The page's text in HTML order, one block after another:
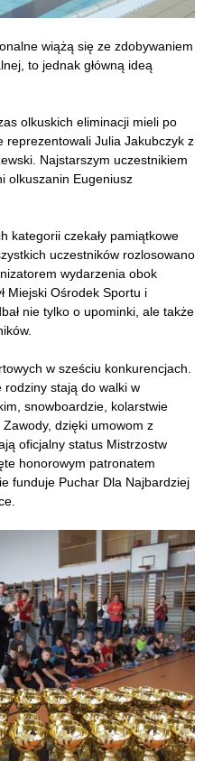
wiążą się ze zdobywaniem
to jednak główną ideą
olkuskich eliminacji mieli po
reprezentowali Julia Jakubczyk z
Najstarszym uczestnikiem
olkuszanin Eugeniusz
kategorii czekały pamiątkowe
uczestników rozlosowano
wydarzenia obok
Miejski Ośrodek Sportu i
nie tylko o upominki, ale także
w sześciu konkurencjach.
rodziny stają do walki w
snowboardzie, kolarstwie
dzięki umowom z
oficjalny status Mistrzostw
honorowym patronatem
funduje Puchar Dla Najbardziej